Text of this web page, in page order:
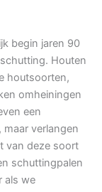
begin jaren 90
Houten
houtsoorten,
omheiningen
een
maar verlangen
van deze soort
schuttingpalen
als we